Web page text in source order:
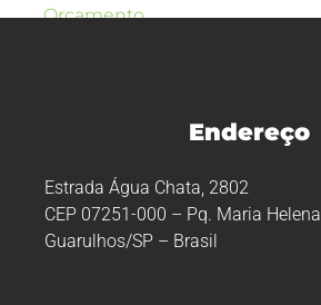
Orçamento
Endereço
Estrada Água Chata, 2802
CEP 07251-000 – Pq. Maria Helena
Guarulhos/SP – Brasil